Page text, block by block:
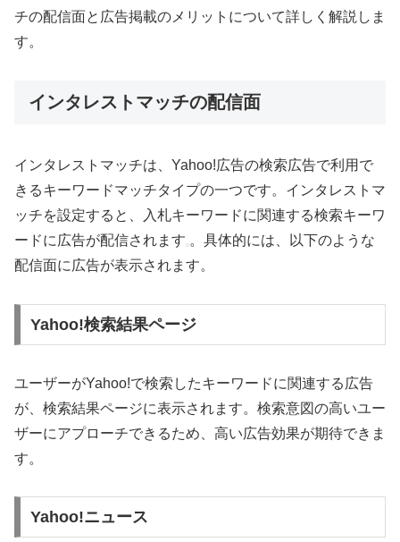
チの配信面と広告掲載のメリットについて詳しく解説しま
す。
インタレストマッチの配信面
インタレストマッチは、Yahoo!広告の検索広告で利用で
きるキーワードマッチタイプの一つです。インタレストマ
ッチを設定すると、入札キーワードに関連する検索キーワ
ードに広告が配信されます 。具体的には、以下のような
配信面に広告が表示されます。
Yahoo!検索結果ページ
ユーザーがYahoo!で検索したキーワードに関連する広告
が、検索結果ページに表示されます。検索意図の高いユー
ザーにアプローチできるため、高い広告効果が期待できま
す。
Yahoo!ニュース